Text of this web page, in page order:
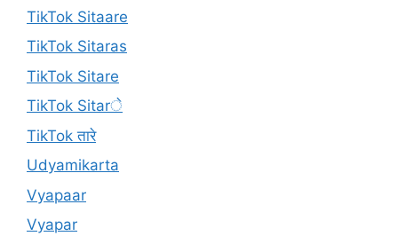
TikTok Sitaare
TikTok Sitaras
TikTok Sitare
TikTok Sitarे
TikTok तारे
Udyamikarta
Vyapaar
Vyapar